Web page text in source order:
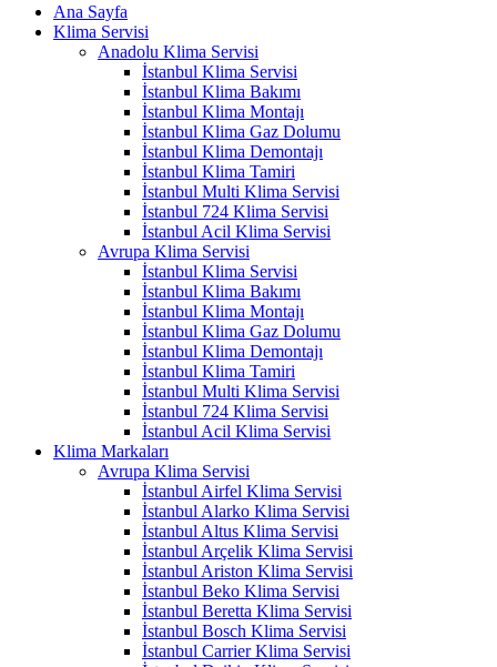
Ana Sayfa
Klima Servisi
Anadolu Klima Servisi
İstanbul Klima Servisi
İstanbul Klima Bakımı
İstanbul Klima Montajı
İstanbul Klima Gaz Dolumu
İstanbul Klima Demontajı
İstanbul Klima Tamiri
İstanbul Multi Klima Servisi
İstanbul 724 Klima Servisi
İstanbul Acil Klima Servisi
Avrupa Klima Servisi
İstanbul Klima Servisi
İstanbul Klima Bakımı
İstanbul Klima Montajı
İstanbul Klima Gaz Dolumu
İstanbul Klima Demontajı
İstanbul Klima Tamiri
İstanbul Multi Klima Servisi
İstanbul 724 Klima Servisi
İstanbul Acil Klima Servisi
Klima Markaları
Avrupa Klima Servisi
İstanbul Airfel Klima Servisi
İstanbul Alarko Klima Servisi
İstanbul Altus Klima Servisi
İstanbul Arçelik Klima Servisi
İstanbul Ariston Klima Servisi
İstanbul Beko Klima Servisi
İstanbul Beretta Klima Servisi
İstanbul Bosch Klima Servisi
İstanbul Carrier Klima Servisi